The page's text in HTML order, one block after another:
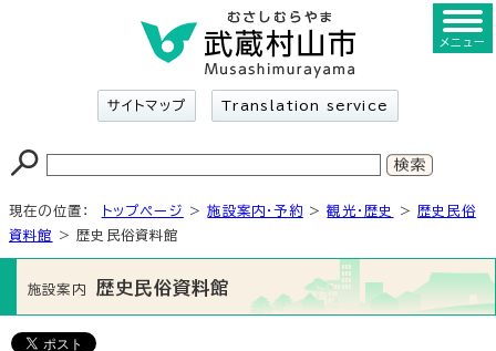
サイトマップ Translation service
メニュー
現在の位置： トップページ >施設案内・予約 >観光・歴史 >
歴史民俗
資料館
> 歴史民俗資料館
施設案内 歴史民俗資料館